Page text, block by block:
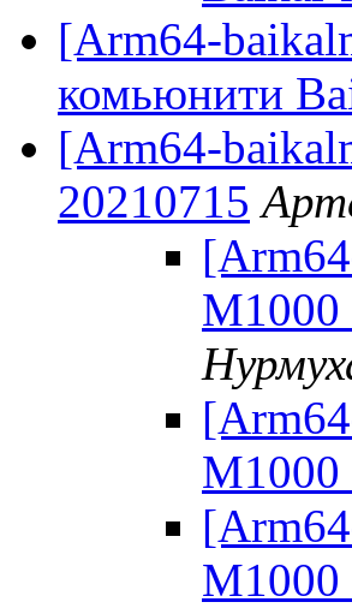
[Arm64-
комьюнити
[Arm64-
20210715
M1000
M1000
M1000